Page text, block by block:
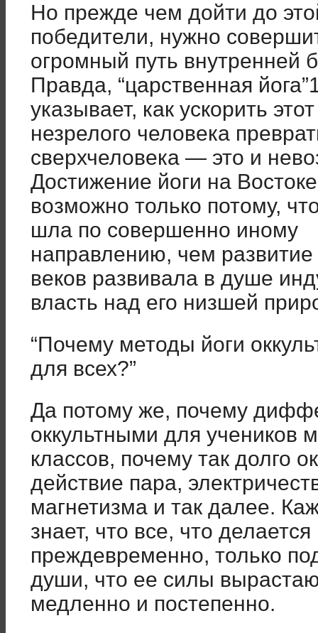
Но прежде чем дойти до
победители, нужно
огромный путь внутренней
Правда, “царственная
указывает, как ускорить
незрелого человека
сверхчеловека — это и
Достижение йоги на Востоке
возможно только потому,
шла по совершенно иному
направлению, чем
веков развивала в душе
власть над его низшей
“Почему методы йоги
для всех?”
Да потому же, почему
оккультными для учеников
классов, почему так долго
действие пара,
магнетизма и так далее.
знает, что все, что делается
преждевременно, только
души, что ее силы
медленно и постепенно.